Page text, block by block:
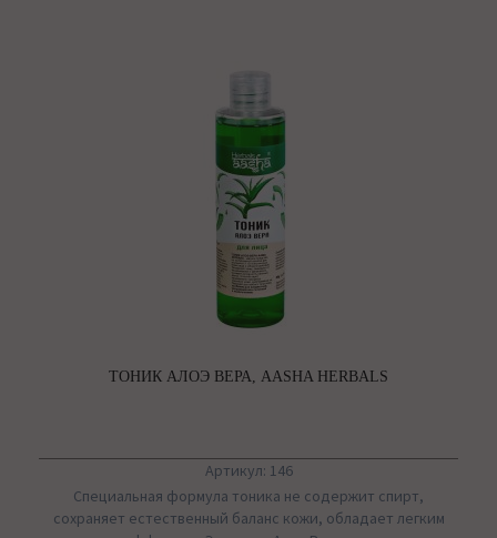
ТОНИК АЛОЭ ВЕРА, AASHA HERBALS
Артикул: 146
Специальная формула тоника не содержит спирт,
сохраняет естественный баланс кожи, обладает легким